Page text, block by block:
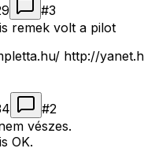
#3
remek volt a pilot
http://
#2
vészes.
OK.